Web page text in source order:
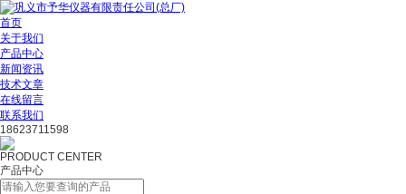
首页
关于我们
产品中心
新闻资讯
技术文章
在线留言
联系我们
18623711598
PRODUCT CENTER
产品中心